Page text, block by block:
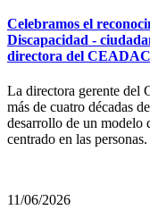
Celebramos el
Discapacidad -
directora del CEADAC
La directora gerente del
más de cuatro décadas
desarrollo de un modelo
centrado en las personas.
11/06/2026